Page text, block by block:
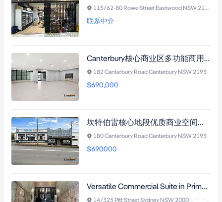
115/62-80 Rowe Street Eastwood NSW 2122
联系中介
Canterbury核心商业区多功能商用物业，卓越投资潜力，B2分区高曝光率
182 Canterbury Road Canterbury NSW 2193
$690,000
坎特伯雷核心地段优质商业空间，高曝光率，B2分区，42米限高，未来开发潜力巨大，安全便捷，双街入口，临街停车，大理石接待区，全翻新设施，低维护成本，高租赁需求。
180 Canterbury Road Canterbury NSW 2193
$690000
Versatile Commercial Suite in Prime Location Available
14/325 Pitt Street Sydney NSW 2000